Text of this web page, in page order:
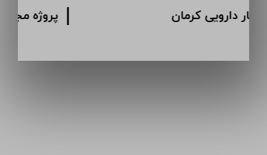
پروژه انبار دارویی کرمان